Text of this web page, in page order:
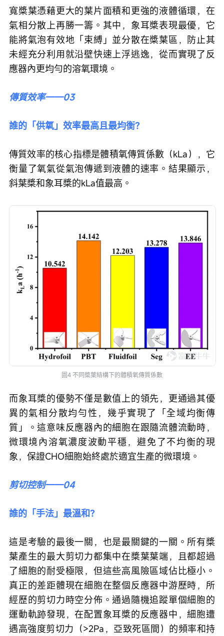
寬槳葉憑藉更大的葉片面積和更強的液體循環，在
氣相分散上再勝一籌。其中，象耳槳表現最優，它
能將氣泡有效地「束縛」並分散在槳葉區，防止其
未經充分利用就沿壁快速上浮逃逸，從而實現了反
應器內更均勻的溶氧環境。
傳質效率——03
誰的「供氧」效率最高且最均衡？
傳質效率的核心指標是體積氧傳質係數（kLa），它
衡量了氧氣從氣泡傳遞到液體的速率。結果顯示，
斜葉槳和象耳槳的kLa值最高。
圖4 不同槳葉結構下的體積氧傳質係數
而象耳槳的優勢不僅是數值上的領先，更通過其優
異的氣相分散均勻性，幾乎實現了「全域均衡傳
質」。這意味反應器內的細胞在跟隨流體流動時，
微環境內溶氧濃度波動平穩，避免了不均衡的現
象，保證CHO細胞始終處於適宜生產的微環境。
剪切控制——04
誰的「手法」最溫和？
這是考驗的最後一關，也是最關鍵的一關。所有槳
葉產生的最大剪切力都集中在槳葉葉端，且都超過
了細胞的耐受極限，但這些高風險區域佔比極小。
真正的差距體現在細胞在整個反應器中游歷時，所
經歷的剪切力時空分佈。通過隨機追蹤單個細胞的
運動軌跡發現，在配置象耳槳的反應器中，細胞遭
遇高強度剪切力（>2Pa，亞致死區間）的頻率和持